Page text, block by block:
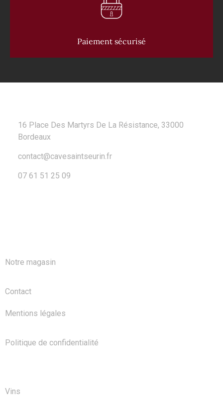
Paiement sécurisé
16 Place Des Martyrs De La Résistance, 33000
Bordeaux
contact@cavesaintseurin.fr
07 61 51 25 09
Notre magasin
Contact
Mentions légales
Politique de confidentialité
Vins